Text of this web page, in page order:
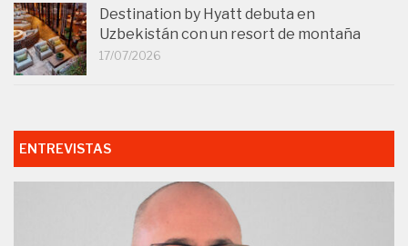
Destination by Hyatt debuta en
Uzbekistán con un resort de montaña
17/07/2026
ENTREVISTAS